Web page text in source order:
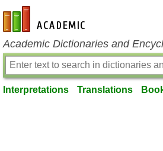
en-academic.com
Academic Dictionaries and
Interpretations Translations